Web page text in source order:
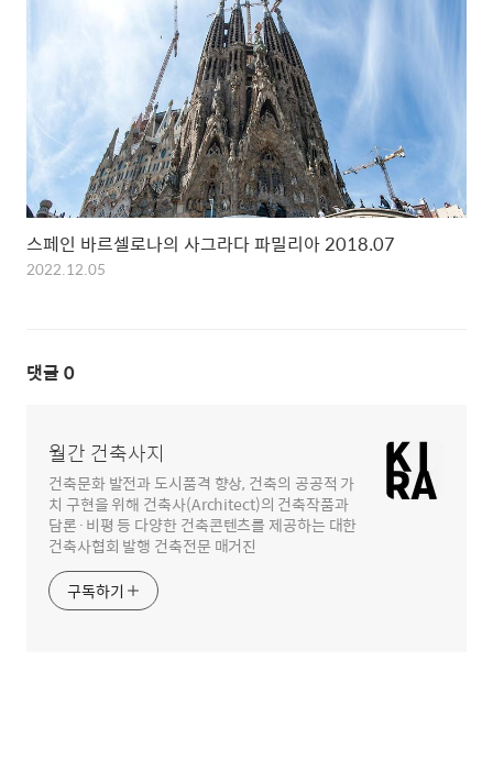
스페인 바르셀로나의 사그라다 파밀리아 2018.07
2022.12.05
댓글 0
월간 건축사지
건축문화 발전과 도시품격 향상, 건축의 공공적 가
치 구현을 위해 건축사(Architect)의 건축작품과
담론·비평 등 다양한 건축콘텐츠를 제공하는 대한
건축사협회 발행 건축전문 매거진
구독하기